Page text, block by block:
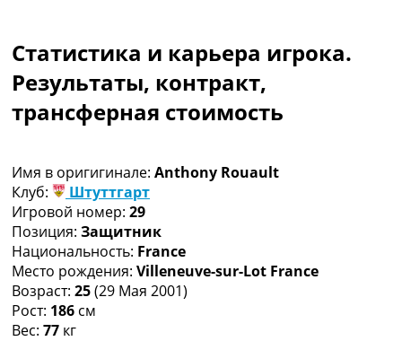
Чемпионат Мира
Украина. Премьер-Лига
Украина. Первая Лига
Лига Чемпионов
Другие Турниры >>>
Таблицы
Таблицы групп Чемпионата Мира
Украина. Премьер-Лига
Украина. Первая Лига
Лига Чемпионов. Таблицы групп
Англия. Премьер-Лига
Испания. Ла Лига
Статистика и карьера игрока.
Результаты, контракт,
трансферная стоимость
Имя в оригигинале: Anthony Rouault
Клуб:
Штуттгарт
Игровой номер: 29
Позиция: Защитник
Национальность: France
Место рождения: Villeneuve-sur-Lot France
Возраст: 25(29 Мая 2001)
Рост: 186 см
Вес: 77 кг